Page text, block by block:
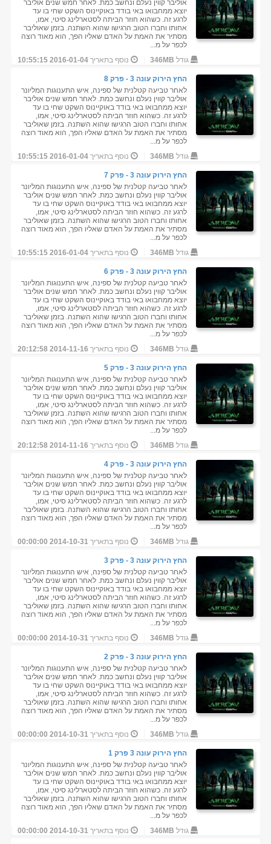
אוליבר קווין נעלם ונחשב כמת. לאחר חמש שנים אוליבר
יוצא ממחבואו באי בודד באוקיינוס השקט שחי בו עד
לרגע זה. כשהוא חוזר הביתה לסטארלינג סיטי, אמו,
אחותו וחברו הטוב הרגישו שהוא השתנה. בזמן שאוליבר
מסתיר את האמת על האדם שאליו הפך, הוא מאוד רוצה
לכפר על מ...
גודל 346MB נוסף בתאריך2016-01-04 10:55:15
החץ הירוק עונה 3 - פרק 8
לאחר טביעה קטלנית של ספינה, איש התענוגות המליונר
אוליבר קווין נעלם ונחשב כמת. לאחר חמש שנים אוליבר
יוצא ממחבואו באי בודד באוקיינוס השקט שחי בו עד
לרגע זה. כשהוא חוזר הביתה לסטארלינג סיטי, אמו,
אחותו וחברו הטוב הרגישו שהוא השתנה. בזמן שאוליבר
מסתיר את האמת על האדם שאליו הפך, הוא מאוד רוצה
לכפר על מ...
גודל 346MB נוסף בתאריך2016-01-04 10:55:15
החץ הירוק עונה 3 - פרק 7
לאחר טביעה קטלנית של ספינה, איש התענוגות המליונר
אוליבר קווין נעלם ונחשב כמת. לאחר חמש שנים אוליבר
יוצא ממחבואו באי בודד באוקיינוס השקט שחי בו עד
לרגע זה. כשהוא חוזר הביתה לסטארלינג סיטי, אמו,
אחותו וחברו הטוב הרגישו שהוא השתנה. בזמן שאוליבר
מסתיר את האמת על האדם שאליו הפך, הוא מאוד רוצה
לכפר על מ...
גודל 346MB נוסף בתאריך2016-01-04 10:55:15
החץ הירוק עונה 3 - פרק 6
לאחר טביעה קטלנית של ספינה, איש התענוגות המליונר
אוליבר קווין נעלם ונחשב כמת. לאחר חמש שנים אוליבר
יוצא ממחבואו באי בודד באוקיינוס השקט שחי בו עד
לרגע זה. כשהוא חוזר הביתה לסטארלינג סיטי, אמו,
אחותו וחברו הטוב הרגישו שהוא השתנה. בזמן שאוליבר
מסתיר את האמת על האדם שאליו הפך, הוא מאוד רוצה
לכפר על מ...
גודל 346MB נוסף בתאריך 2014-11-16 20:12:58
החץ הירוק עונה 3 - פרק 5
לאחר טביעה קטלנית של ספינה, איש התענוגות המליונר
אוליבר קווין נעלם ונחשב כמת. לאחר חמש שנים אוליבר
יוצא ממחבואו באי בודד באוקיינוס השקט שחי בו עד
לרגע זה. כשהוא חוזר הביתה לסטארלינג סיטי, אמו,
אחותו וחברו הטוב הרגישו שהוא השתנה. בזמן שאוליבר
מסתיר את האמת על האדם שאליו הפך, הוא מאוד רוצה
לכפר על מ...
גודל 346MB נוסף בתאריך 2014-11-16 20:12:58
החץ הירוק עונה 3 - פרק 4
לאחר טביעה קטלנית של ספינה, איש התענוגות המליונר
אוליבר קווין נעלם ונחשב כמת. לאחר חמש שנים אוליבר
יוצא ממחבואו באי בודד באוקיינוס השקט שחי בו עד
לרגע זה. כשהוא חוזר הביתה לסטארלינג סיטי, אמו,
אחותו וחברו הטוב הרגישו שהוא השתנה. בזמן שאוליבר
מסתיר את האמת על האדם שאליו הפך, הוא מאוד רוצה
לכפר על מ...
גודל 346MB נוסף בתאריך2014-10-31 00:00:00
החץ הירוק עונה 3 - פרק 3
לאחר טביעה קטלנית של ספינה, איש התענוגות המליונר
אוליבר קווין נעלם ונחשב כמת. לאחר חמש שנים אוליבר
יוצא ממחבואו באי בודד באוקיינוס השקט שחי בו עד
לרגע זה. כשהוא חוזר הביתה לסטארלינג סיטי, אמו,
אחותו וחברו הטוב הרגישו שהוא השתנה. בזמן שאוליבר
מסתיר את האמת על האדם שאליו הפך, הוא מאוד רוצה
לכפר על מ...
גודל 346MB נוסף בתאריך2014-10-31 00:00:00
החץ הירוק עונה 3 - פרק 2
לאחר טביעה קטלנית של ספינה, איש התענוגות המליונר
אוליבר קווין נעלם ונחשב כמת. לאחר חמש שנים אוליבר
יוצא ממחבואו באי בודד באוקיינוס השקט שחי בו עד
לרגע זה. כשהוא חוזר הביתה לסטארלינג סיטי, אמו,
אחותו וחברו הטוב הרגישו שהוא השתנה. בזמן שאוליבר
מסתיר את האמת על האדם שאליו הפך, הוא מאוד רוצה
לכפר על מ...
גודל 346MB נוסף בתאריך2014-10-31 00:00:00
החץ הירוק עונה 3 פרק 1
לאחר טביעה קטלנית של ספינה, איש התענוגות המליונר
אוליבר קווין נעלם ונחשב כמת. לאחר חמש שנים אוליבר
יוצא ממחבואו באי בודד באוקיינוס השקט שחי בו עד
לרגע זה. כשהוא חוזר הביתה לסטארלינג סיטי, אמו,
אחותו וחברו הטוב הרגישו שהוא השתנה. בזמן שאוליבר
מסתיר את האמת על האדם שאליו הפך, הוא מאוד רוצה
לכפר על מ...
גודל 346MB נוסף בתאריך2014-10-31 00:00:00